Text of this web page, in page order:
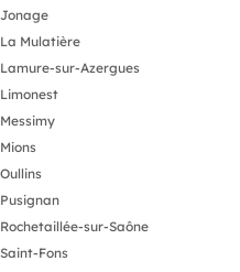
Jonage
La Mulatière
Lamure-sur-Azergues
Limonest
Messimy
Mions
Oullins
Pusignan
Rochetaillée-sur-Saône
Saint-Fons